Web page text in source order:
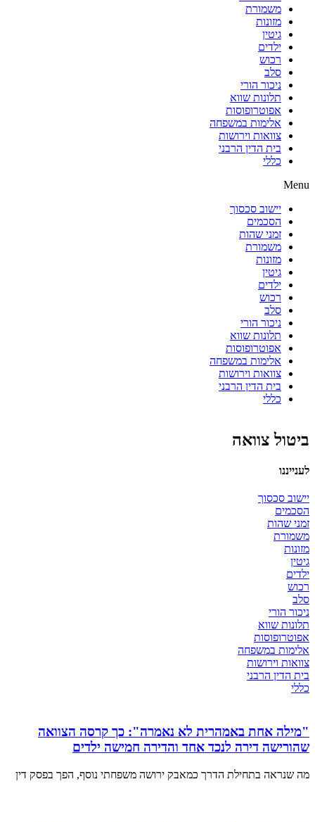
משמורת
מזונות
גיטין
ילדים
רכוש
סלב
ניכור הורי
תלונות שווא
אפוטרופוסות
אלימות במשפחה
צוואות וירושות
בית הדין הרבני
כללי
Menu
יישוב סכסוך
הסכמים
זמני שהות
משמורת
מזונות
גיטין
ילדים
רכוש
סלב
ניכור הורי
תלונות שווא
אפוטרופוסות
אלימות במשפחה
צוואות וירושות
בית הדין הרבני
כללי
ביטול צוואה
לענייננו
יישוב סכסוך
הסכמים
זמני שהות
משמורת
מזונות
גיטין
ילדים
רכוש
סלב
ניכור הורי
תלונות שווא
אפוטרופוסות
אלימות במשפחה
צוואות וירושות
בית הדין הרבני
כללי
"מילה אחת באמהרית לא נאמרה": כך קרסה הצוואה
שהורישה דירה לנכד אחד והדירה חמישה ילדים
מה שנראה בתחילת הדרך כמאבק ירושה משפחתי נוסף, הפך בפסק דין